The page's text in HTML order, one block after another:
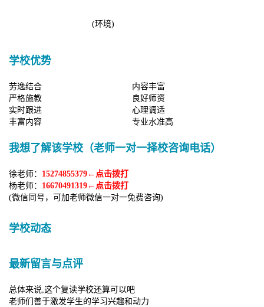
(环境)
学校优势
劳逸结合
内容丰富
严格施教
良好师资
实时跟进
心理调适
丰富内容
专业水准高
我想了解该学校（老师一对一择校咨询电话）
徐老师： 15274855379←点击拨打
杨老师： 16670491319←点击拨打
(微信同号，可加老师微信一对一免费咨询)
学校动态
最新留言与点评
总体来说,这个复读学校还算可以吧
老师们善于激发学生的学习兴趣和动力